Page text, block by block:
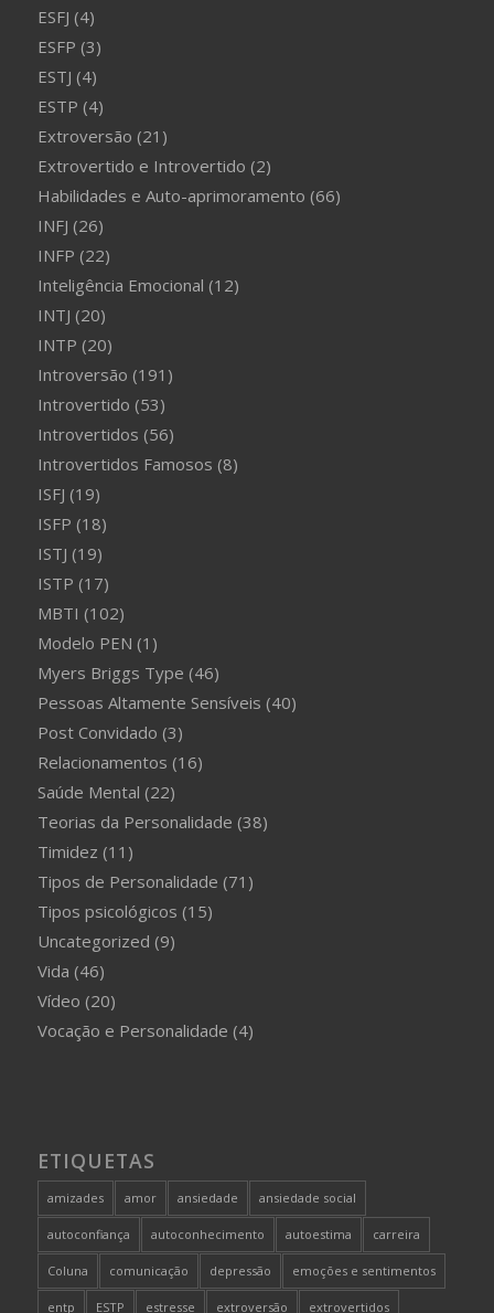
ESFJ (4)
ESFP (3)
ESTJ (4)
ESTP (4)
Extroversão (21)
Extrovertido e Introvertido (2)
Habilidades e Auto-aprimoramento (66)
INFJ (26)
INFP (22)
Inteligência Emocional (12)
INTJ (20)
INTP (20)
Introversão (191)
Introvertido (53)
Introvertidos (56)
Introvertidos Famosos (8)
ISFJ (19)
ISFP (18)
ISTJ (19)
ISTP (17)
MBTI (102)
Modelo PEN (1)
Myers Briggs Type (46)
Pessoas Altamente Sensíveis (40)
Post Convidado (3)
Relacionamentos (16)
Saúde Mental (22)
Teorias da Personalidade (38)
Timidez (11)
Tipos de Personalidade (71)
Tipos psicológicos (15)
Uncategorized (9)
Vida (46)
Vídeo (20)
Vocação e Personalidade (4)
ETIQUETAS
amizades amor ansiedade ansiedade social
autoconfiança autoconhecimento autoestima carreira
Coluna comunicação depressão emoções e sentimentos
entp ESTP estresse extroversão extrovertidos